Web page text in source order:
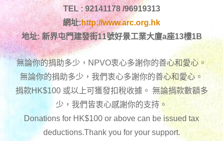
TEL : 92141178 /96919313
網址: http://www.arc.org.hk
地址: 新界屯門建發街11號好景工業大廈a座13樓1B
無論你的捐助多少，NPVO衷心多謝你的善心和愛心。
無論你的捐助多少，我們衷心多謝你的善心和愛心。
捐款HK$100 或以上可獲發扣稅收據。 無論捐款數額多
少，我們皆衷心感謝你的支持。
Donations for HK$100 or above can be issued tax
deductions.Thank you for your support.